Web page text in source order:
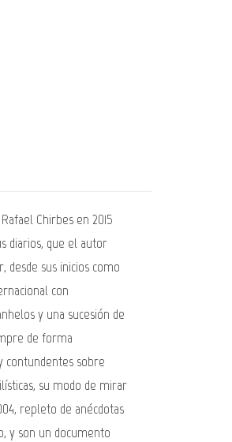
Chirbes en 2015
diarios, que el autor
desde sus inicios como
con
y una sucesión de
de forma
sobre
su modo de mirar
repleto de anécdotas
y son un documento